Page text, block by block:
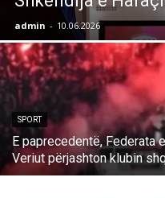
admin - 10.06.2026
SPORT
E paprecedentë, Federata
Veriut përjashton klubin